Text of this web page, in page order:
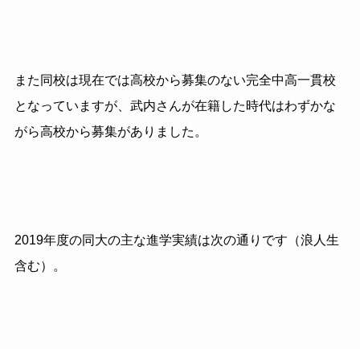
また同校は現在では高校から募集のない完全中高一貫校
となっていますが、武内さんが在籍した時代はわずかな
がら高校から募集がありました。
2019年度の同大の主な進学実績は次の通りです（浪人生
含む）。